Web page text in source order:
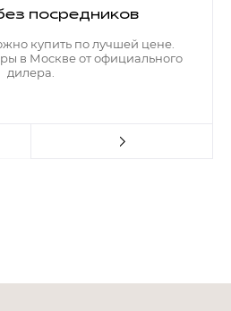
посредников
купить по лучшей цене.
в Москве от официального
дилера.